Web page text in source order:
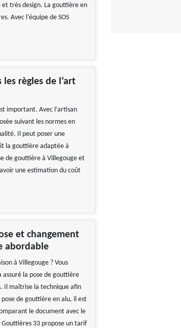
et très design. La gouttière en
Avec l’équipe de SOS
règles de l’art
important. Avec l’artisan
suivant les normes en
Il peut poser une
la gouttière adaptée à
de gouttière à Villegouge et
une estimation du coût
et changement
abordable
à Villegouge ? Vous
assuré la pose de gouttière
Il maîtrise la technique afin
de gouttière en alu, il est
le document avec le
Gouttières 33 propose un tarif